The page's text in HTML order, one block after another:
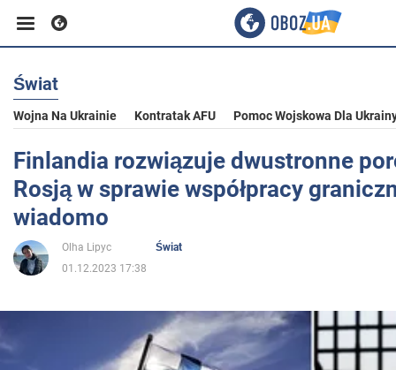
Biznes
Sport
Rozrywka
Życie
Świat
Wojna Na Ukrainie Kontratak AFU Pomoc Wojskowa Dla
Finlandia rozwiązuje dwustronne
Rosją w sprawie współpracy
wiadomo
Olha Lipyc
Świat
01.12.2023 17:38